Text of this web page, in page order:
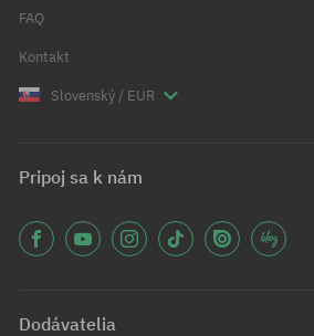
FAQ
Kontakt
Slovenský / EUR
Pripoj sa k nám
Dodávatelia